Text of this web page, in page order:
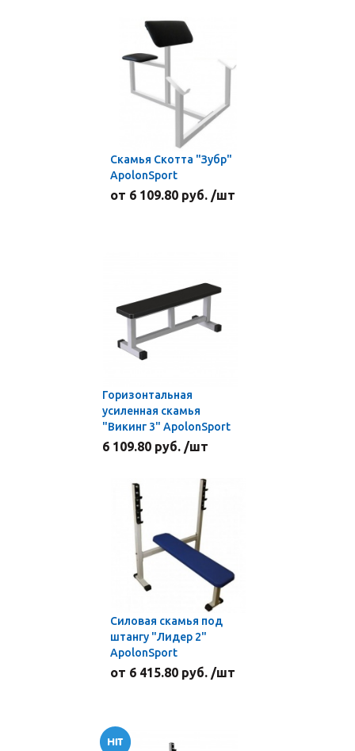
Скамья Скотта "Зубр"
ApolonSport
от 6 109.80 руб. /шт
Горизонтальная
усиленная скамья
"Викинг 3" ApolonSport
6 109.80 руб. /шт
Силовая скамья под
штангу "Лидер 2"
ApolonSport
от 6 415.80 руб. /шт